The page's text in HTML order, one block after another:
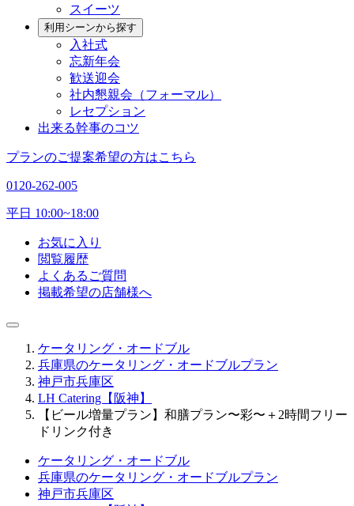
スイーツ
利用シーンから探す
入社式
忘新年会
歓送迎会
社内懇親会（フォーマル）
レセプション
出来る幹事のコツ
プランのご提案希望の方はこちら
0120-262-005
平日 10:00~18:00
お気に入り
閲覧履歴
よくあるご質問
掲載希望の店舗様へ
ケータリング・オードブル
兵庫県のケータリング・オードブルプラン
神戸市兵庫区
LH Catering【阪神】
【ビール増量プラン】和膳プラン〜彩〜＋2時間フリー
ドリンク付き
ケータリング・オードブル
兵庫県のケータリング・オードブルプラン
神戸市兵庫区